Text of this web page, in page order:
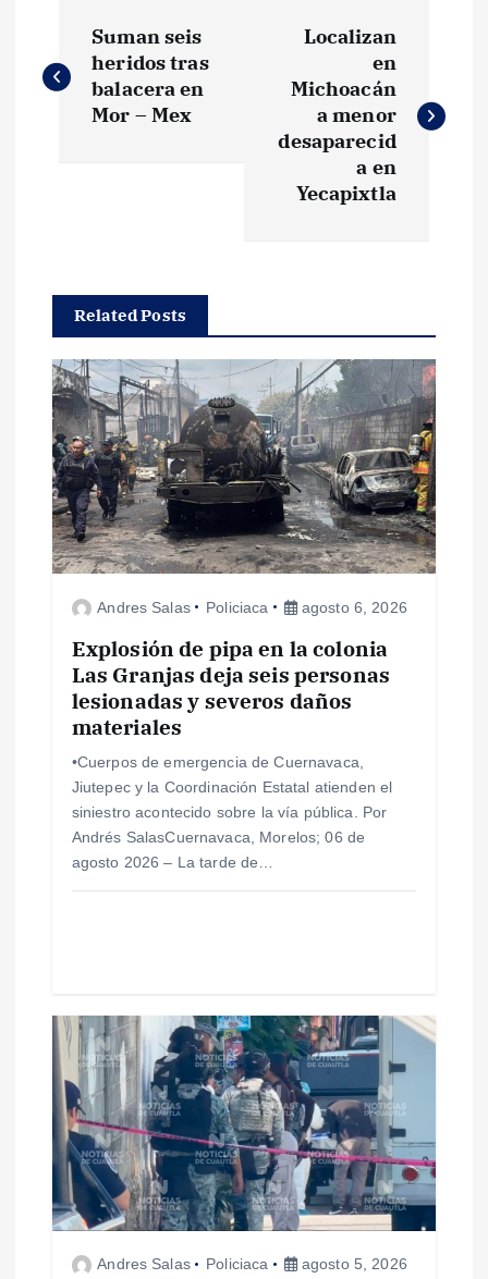
a
a
c
ó
n
d
s
Suman seis
heridos tras
balacera en
Mor – Mex
Localizan
en
Michoacán
a menor
desaparecid
a en
Yecapixtla
Related Posts
Andres Salas Policiaca agosto 6, 2026
Explosión de pipa en la colonia
Las Granjas deja seis personas
lesionadas y severos daños
materiales
•Cuerpos de emergencia de Cuernavaca,
Jiutepec y la Coordinación Estatal atienden el
siniestro acontecido sobre la vía pública. Por
Andrés SalasCuernavaca, Morelos; 06 de
agosto 2026 – La tarde de…
Andres Salas Policiaca agosto 5, 2026